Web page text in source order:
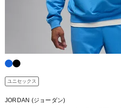
ユニセックス
JORDAN (ジョーダン)